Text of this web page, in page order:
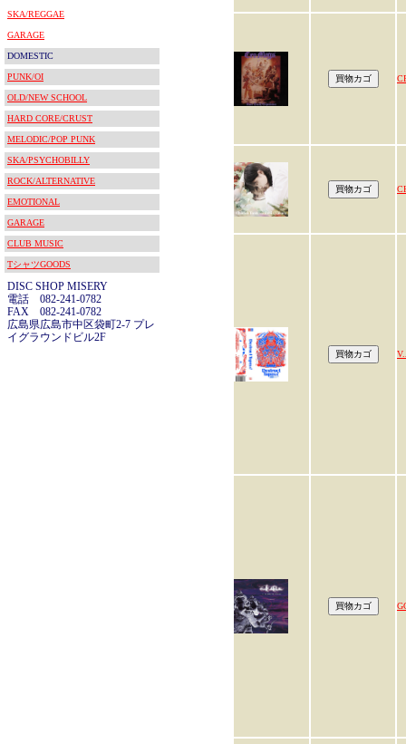
SKA/REGGAE
GARAGE
DOMESTIC
PUNK/OI
OLD/NEW SCHOOL
HARD CORE/CRUST
MELODIC/POP PUNK
SKA/PSYCHOBILLY
ROCK/ALTERNATIVE
EMOTIONAL
GARAGE
CLUB MUSIC
TシャツGOODS
DISC SHOP MISERY
電話 082-241-0782
FAX 082-241-0782
広島県広島市中区袋町2-7 プレ
イグラウンドビル2F